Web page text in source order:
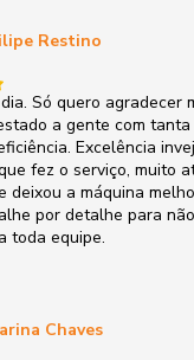
Restino
uma vez o
a gente com tanta
Excelência
fez o serviço, muito
deixou a máquina
por detalhe para
toda equipe.
Chaves